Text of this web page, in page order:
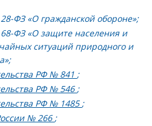
ФЗ «О гражданской обороне»;
ФЗ «О защите населения и
ситуаций природного и
РФ № 841 ;
РФ № 546 ;
РФ № 1485 ;
№ 266 ;